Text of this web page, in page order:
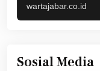
wartajabar.co.id
Sosial Media